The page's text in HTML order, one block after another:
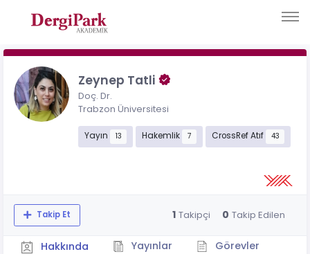
Zeynep Tatli
Doç. Dr.
Trabzon Üniversitesi
Yayın 13 Hakemlik 7 CrossRef Atıf 43
Takip Et 1 Takipçi 0 Takip Edilen
Hakkında Yayınlar
Görevler